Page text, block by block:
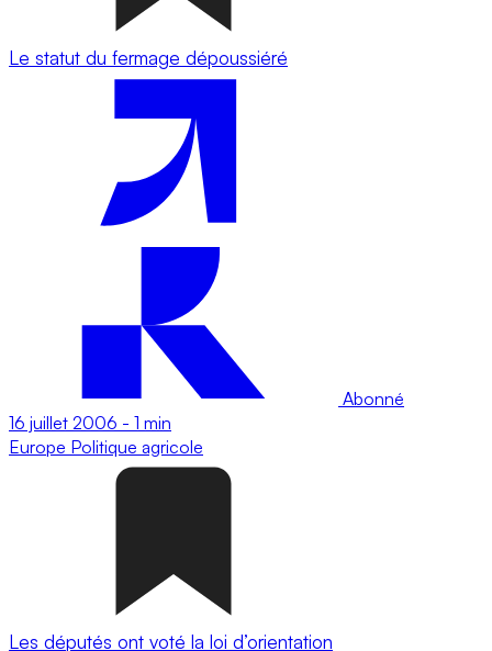
Le statut du fermage dépoussiéré
Abonné
16 juillet 2006 - 1 min
Europe Politique agricole
Les députés ont voté la loi d’orientation